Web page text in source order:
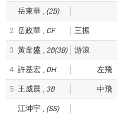
岳東華 (2B)
2 岳政華 CF 三振
3 黃韋盛 2B(3B) 游滾
4 許基宏 DH 左飛
5 王威晨 3B 中飛
江坤宇 (SS)